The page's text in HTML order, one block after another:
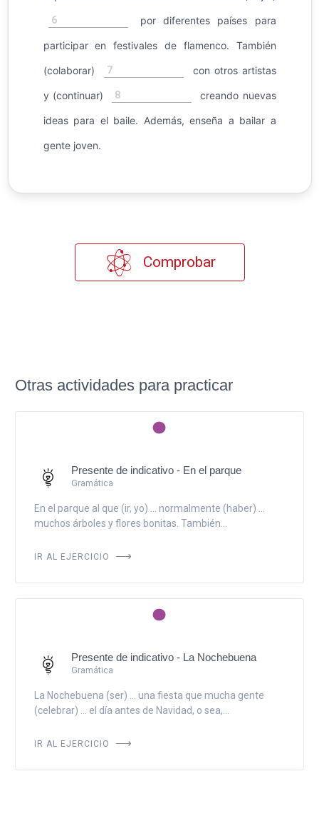
6 por diferentes países para
participar en festivales de flamenco. También
(colaborar) 7 con otros artistas
y (continuar) 8 creando nuevas
ideas para el baile. Además, enseña a bailar a
gente joven.
Comprobar
Otras actividades para practicar
Presente de indicativo - En el parque
Gramática
En el parque al que (ir, yo) ... normalmente (haber) ...
muchos árboles y flores bonitas. También...
IR AL EJERCICIO
Presente de indicativo - La Nochebuena
Gramática
La Nochebuena (ser) ... una fiesta que mucha gente
(celebrar) ... el día antes de Navidad, o sea,...
IR AL EJERCICIO